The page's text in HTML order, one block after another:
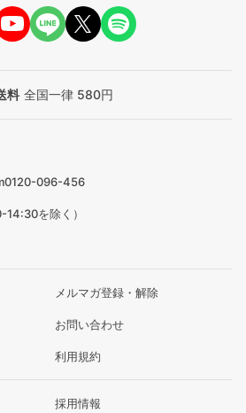
料 全国一律 580円
0120-096-456
を除く）
メルマガ登録・解除
お問い合わせ
利用規約
採用情報